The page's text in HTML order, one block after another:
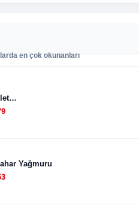
en çok okunanları
Yağmuru